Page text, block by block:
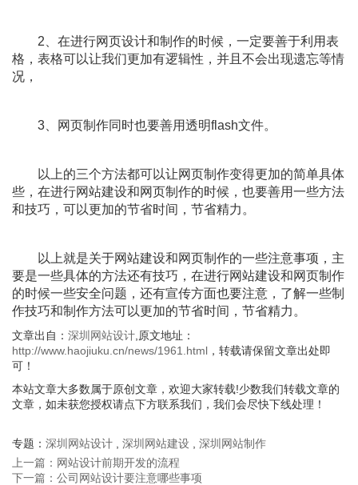
2、在进行网页设计和制作的时候，一定要善于利用表
格，表格可以让我们更加有逻辑性，并且不会出现遗忘等情
况，
3、网页制作同时也要善用透明flash文件。
以上的三个方法都可以让网页制作变得更加的简单具体
些，在进行网站建设和网页制作的时候，也要善用一些方法
和技巧，可以更加的节省时间，节省精力。
以上就是关于网站建设和网页制作的一些注意事项，主
要是一些具体的方法还有技巧，在进行网站建设和网页制作
的时候一些安全问题，还有宣传方面也要注意，了解一些制
作技巧和制作方法可以更加的节省时间，节省精力。
文章出自： 深圳网站设计 ,原文地址：
http://www.haojiuku.cn/news/1961.html ，转载请保留文章出处即
可！
本站文章大多数属于原创文章，欢迎大家转载!少数我们转载文章的
文章，如未获您授权请点下方联系我们，我们会尽快下线处理！
专题： 深圳网站设计 深圳网站建设
深圳网站制作
上一篇：网站设计前期开发的流程
下一篇：公司网站设计要注意哪些事项